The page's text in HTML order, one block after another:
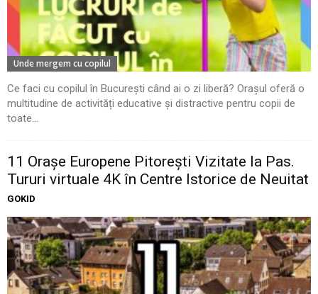
Unde mergem cu copilul
Ce faci cu copilul în București când ai o zi liberă? Orașul oferă o
multitudine de activități educative și distractive pentru copii de
toate...
11 Oraşe Europene Pitoreşti Vizitate la Pas.
Tururi virtuale 4K în Centre Istorice de Neuitat
GOKID